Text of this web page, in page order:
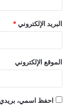
البريد الإلكتروني *
الموقع الإلكتروني
احفظ اسمي، بريدي